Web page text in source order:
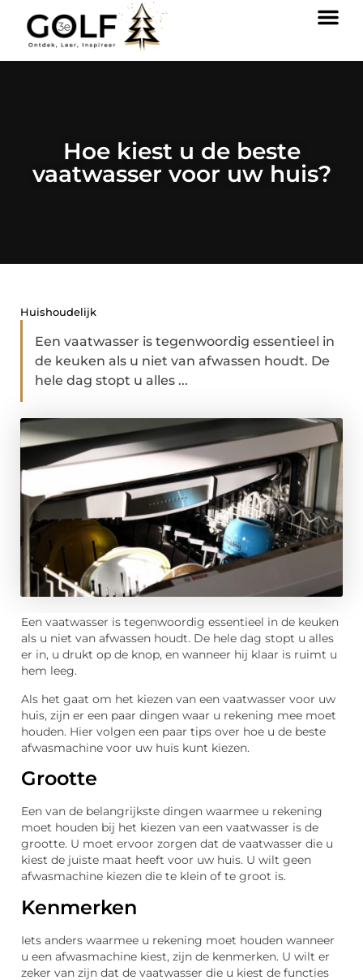
Hoe kiest u de beste
vaatwasser voor uw huis?
Huishoudelijk
Een vaatwasser is tegenwoordig essentieel in
de keuken als u niet van afwassen houdt. De
hele dag stopt u alles ...
Een vaatwasser is tegenwoordig essentieel in de keuken
als u niet van afwassen houdt. De hele dag stopt u alles
er in, u drukt op de knop, en wanneer hij klaar is ruimt u
hem leeg.
Als het gaat om het kiezen van een vaatwasser voor uw
huis, zijn er een paar dingen waar u rekening mee moet
houden. Hier volgen een paar tips over hoe u de beste
afwasmachine voor uw huis kunt kiezen.
Grootte
Een van de belangrijkste dingen waarmee u rekening
moet houden bij het kiezen van een vaatwasser is de
grootte. U moet ervoor zorgen dat de vaatwasser die u
kiest de juiste maat heeft voor uw huis. U wilt geen
afwasmachine kiezen die te klein of te groot is.
Kenmerken
Iets anders waarmee u rekening moet houden wanneer
u een afwasmachine kiest, zijn de kenmerken. U wilt er
zeker van zijn dat de vaatwasser die u kiest de functies